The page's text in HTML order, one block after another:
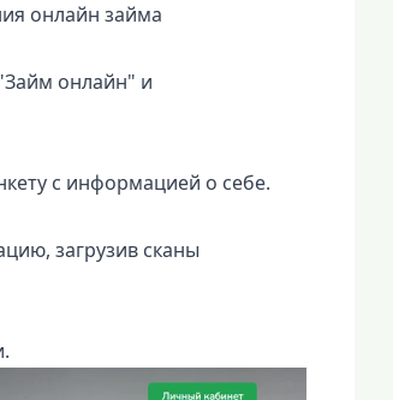
онлайн займа
онлайн" и
с информацией о себе.
загрузив сканы